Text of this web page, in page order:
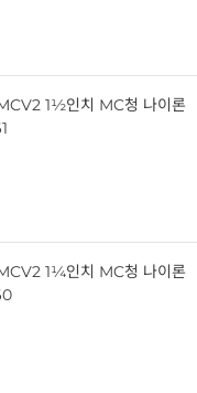
1½인치 MC청 나이론
1¼인치 MC청 나이론